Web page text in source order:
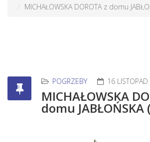
MICHAŁOWSKA DOROTA z domu
POGRZEBY 16
MICHAŁOWSKA
domu JABŁOŃSKA